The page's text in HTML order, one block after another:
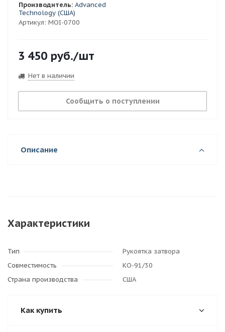
Артикул: MOI-0700
Производитель: Advanced
Technology (США)
3 450 руб./шт
Нет в наличии
Сообщить о поступлении
Описание
Характеристики
Тип
Рукоятка затвора
Совместимость
КО-91/30
Страна производства
США
Как купить